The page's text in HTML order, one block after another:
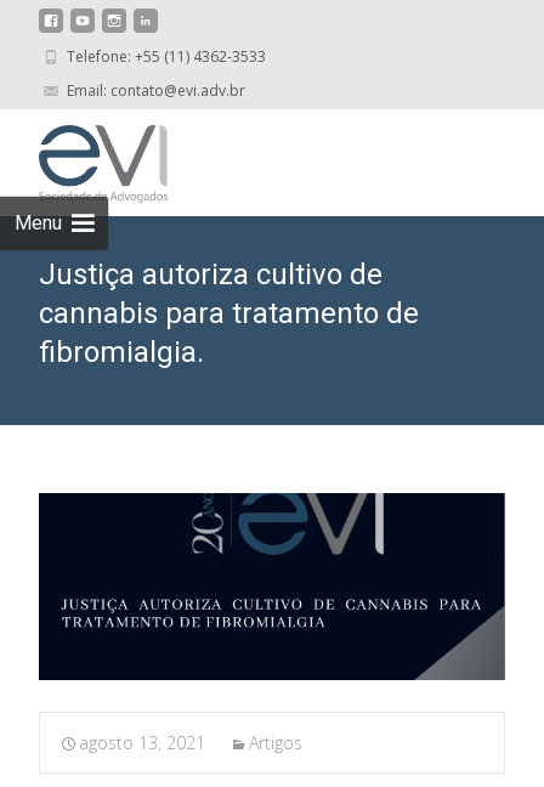
Telefone: +55 (11) 4362-3533
Email: contato@evi.adv.br
Menu
Justiça autoriza cultivo de
cannabis para tratamento de
fibromialgia.
agosto 13, 2021 Artigos